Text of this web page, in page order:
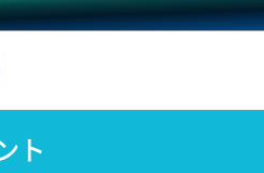
ト